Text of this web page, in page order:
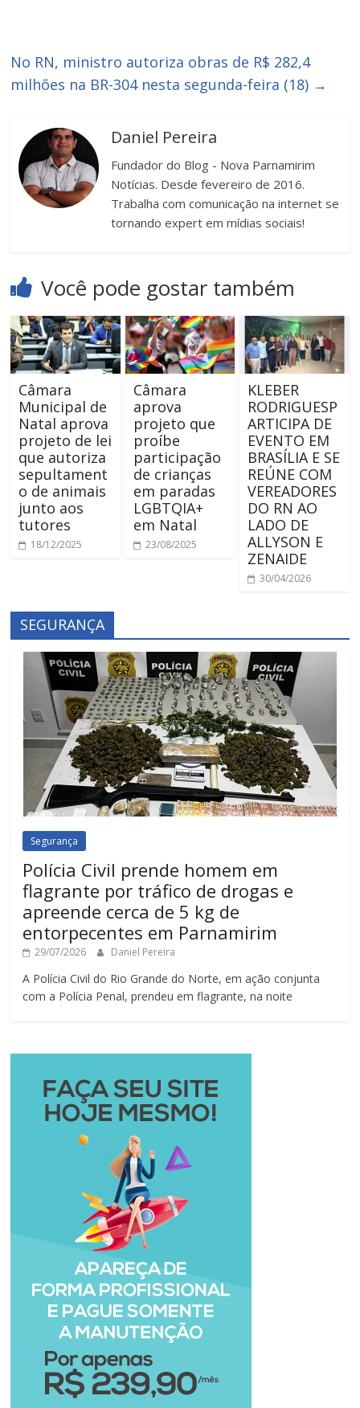
No RN, ministro autoriza obras de R$ 282,4
milhões na BR-304 nesta segunda-feira (18) →
Daniel Pereira
Fundador do Blog - Nova Parnamirim
Notícias. Desde fevereiro de 2016.
Trabalha com comunicação na internet se
tornando expert em mídias sociais!
Você pode gostar também
Câmara
Municipal de
Natal aprova
projeto de lei
que autoriza
sepultament
o de animais
junto aos
tutores
18/12/2025
Câmara
aprova
projeto que
proíbe
participação
de crianças
em paradas
LGBTQIA+
em Natal
23/08/2025
KLEBER
RODRIGUESP
ARTICIPA DE
EVENTO EM
BRASÍLIA E SE
REÚNE COM
VEREADORES
DO RN AO
LADO DE
ALLYSON E
ZENAIDE
30/04/2026
SEGURANÇA
Segurança
Polícia Civil prende homem em
flagrante por tráfico de drogas e
apreende cerca de 5 kg de
entorpecentes em Parnamirim
29/07/2026 Daniel Pereira
A Polícia Civil do Rio Grande do Norte, em ação conjunta
com a Polícia Penal, prendeu em flagrante, na noite